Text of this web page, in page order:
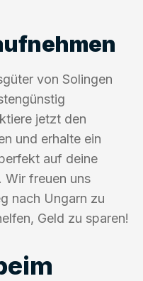
von Solingen
jetzt den
und erhalte ein
auf deine
Wir freuen uns
nach Ungarn zu
Geld zu sparen!